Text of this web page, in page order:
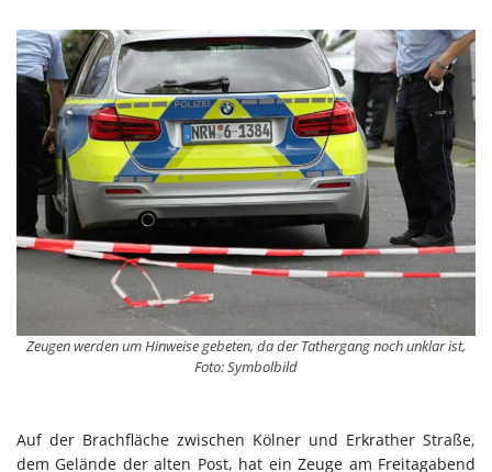
Zeugen werden um Hinweise gebeten, da der Tathergang noch unklar ist,
Foto: Symbolbild
Auf der Brachfläche zwischen Kölner und Erkrather Straße,
dem Gelände der alten Post, hat ein Zeuge am Freitagabend